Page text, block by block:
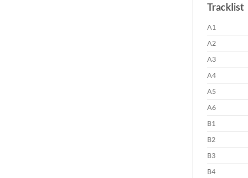
Tracklist
A1
A2
A3
A4
A5
A6
B1
B2
B3
B4